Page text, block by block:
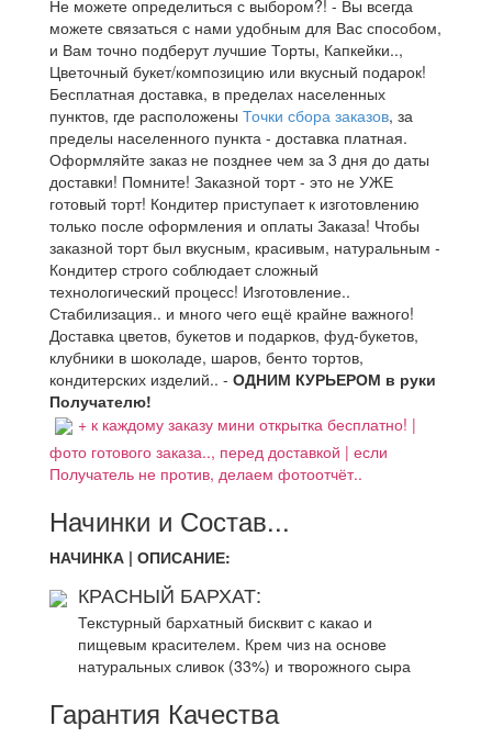
Не можете определиться с выбором?! - Вы всегда
можете связаться с нами удобным для Вас способом,
и Вам точно подберут лучшие Торты, Капкейки..,
Цветочный букет/композицию или вкусный подарок!
Бесплатная доставка, в пределах населенных
пунктов, где расположены Точки сбора заказов, за
пределы населенного пункта - доставка платная.
Оформляйте заказ не позднее чем за 3 дня до даты
доставки! Помните! Заказной торт - это не УЖЕ
готовый торт! Кондитер приступает к изготовлению
только после оформления и оплаты Заказа! Чтобы
заказной торт был вкусным, красивым, натуральным -
Кондитер строго соблюдает сложный
технологический процесс! Изготовление..
Стабилизация.. и много чего ещё крайне важного!
Доставка цветов, букетов и подарков, фуд-букетов,
клубники в шоколаде, шаров, бенто тортов,
кондитерских изделий.. - ОДНИМ КУРЬЕРОМ в руки
Получателю!
+ к каждому заказу мини открытка бесплатно! |
фото готового заказа.., перед доставкой | если
Получатель не против, делаем фотоотчёт..
Начинки и Состав...
НАЧИНКА | ОПИСАНИЕ:
КРАСНЫЙ БАРХАТ:
Текстурный бархатный бисквит с какао и
пищевым красителем. Крем чиз на основе
натуральных сливок (33%) и творожного сыра
Гарантия Качества